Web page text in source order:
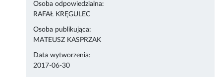
Osoba odpowiedzialna:
RAFAŁ KRĘGULEC
Osoba publikująca:
MATEUSZ KASPRZAK
Data wytworzenia:
2017-06-30